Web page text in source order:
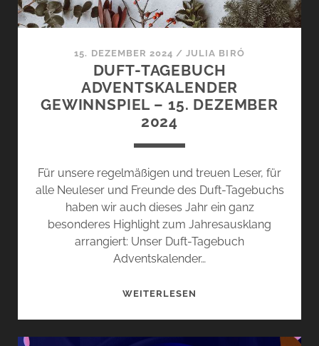
15. DEZEMBER 2024 /JULIA BIRÓ
DUFT-TAGEBUCH
ADVENTSKALENDER
GEWINNSPIEL – 15. DEZEMBER
2024
Für unsere regelmäßigen und treuen Leser, für
alle Neuleser und Freunde des Duft-Tagebuchs
haben wir auch dieses Jahr ein ganz
besonderes Highlight zum Jahresausklang
arrangiert: Unser Duft-Tagebuch
Adventskalender…
WEITERLESEN